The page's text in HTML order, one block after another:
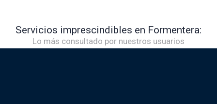
Servicios imprescindibles en Formentera:
Lo más consultado por nuestros usuarios